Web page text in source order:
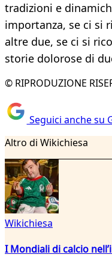
tradizioni e
importanza, se ci si
altre due, se ci si
storie dolorose di
© RIPRODUZIONE
Seguici anche su
Altro di Wikichiesa
Wikichiesa
I Mondiali di calcio